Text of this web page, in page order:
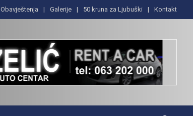
Obavještenja Galerije 50 kruna za Ljubuški Kontakt